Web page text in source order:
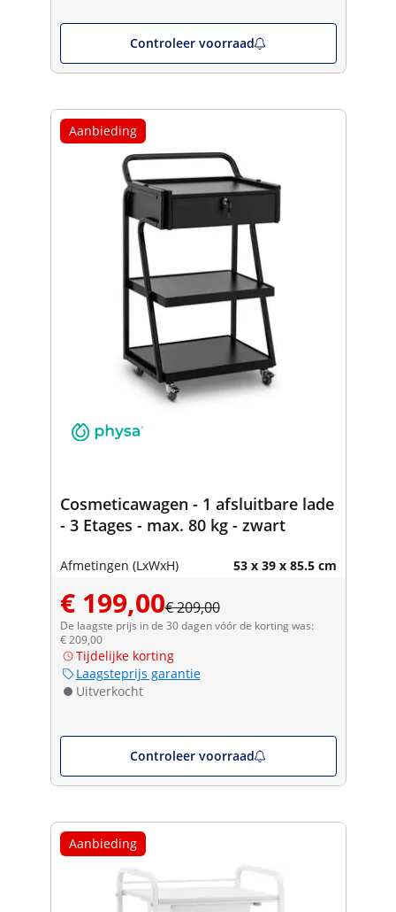
Controleer voorraad
Aanbieding
Cosmeticawagen - 1 afsluitbare lade
- 3 Etages - max. 80 kg - zwart
Afmetingen (LxWxH) 53 x 39 x 85.5 cm
€ 199,00€ 209,00
De laagste prijs in de 30 dagen vóór de korting was:
€ 209,00
Tijdelijke korting
Laagsteprijs garantie
Uitverkocht
Controleer voorraad
Aanbieding